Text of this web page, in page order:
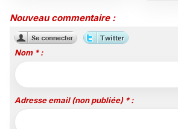
baromètre nPerf 2026
Nouveau commentaire :
Nom * :
Adresse email (non publiée) * :